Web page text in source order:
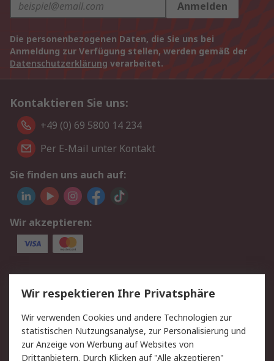
Anmelden
Die personenbezogenen Daten, die Sie uns bei
Anmeldung zur Verfügung stellen, werden gemäß der
Datenschutzerklärung verarbeitet.
Kontaktieren Sie uns:
+49 (0) 69 5800 14 234
Per E-Mail unter Kontakt
Sie finden uns auch auf:
Wir akzeptieren:
Service
Value Added Services
Lieferlösungen
Rücksendungen
Kontakt
Hilfe
Privatkunden
Wir respektieren Ihre Privatsphäre
Wir verwenden Cookies und andere Technologien zur
statistischen Nutzungsanalyse, zur Personalisierung und
zur Anzeige von Werbung auf Websites von
Drittanbietern. Durch Klicken auf "Alle akzeptieren"